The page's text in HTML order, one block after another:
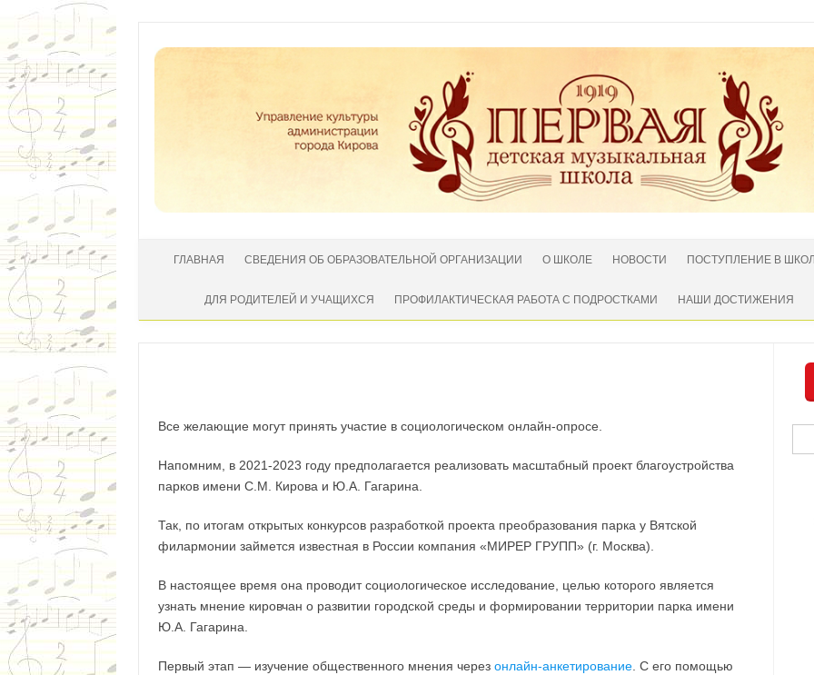
ГЛАВНАЯ СВЕДЕНИЯ ОБ ОБРАЗОВАТЕЛЬНОЙ ОРГАНИЗАЦИИ О ШКОЛЕ НОВОСТИ ПОСТУПЛЕНИЕ В
ДЛЯ РОДИТЕЛЕЙ И УЧАЩИХСЯ ПРОФИЛАКТИЧЕСКАЯ РАБОТА С ПОДРОСТКАМИ НАШИ ДОСТИЖЕНИЯ
Все желающие могут принять участие в социологическом онлайн-опросе.
Напомним, в 2021-2023 году предполагается реализовать масштабный проект благоустройства
парков имени С.М. Кирова и Ю.А. Гагарина.
Так, по итогам открытых конкурсов разработкой проекта преобразования парка у Вятской
филармонии займется известная в России компания «МИРЕР ГРУПП» (г. Москва).
В настоящее время она проводит социологическое исследование, целью которого является
узнать мнение кировчан о развитии городской среды и формировании территории парка имени
Ю.А. Гагарина.
Первый этап — изучение общественного мнения через онлайн-анкетирование. С его помощью